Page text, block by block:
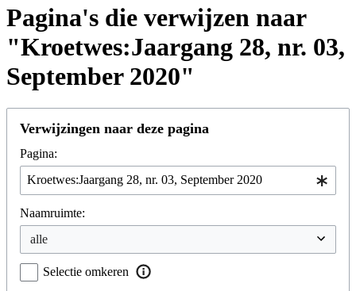
Pagina's die verwijzen naar
"Kroetwes:Jaargang 28, nr. 03,
September 2020"
Verwijzingen naar deze pagina
Pagina:
Naamruimte:
Selectie omkeren